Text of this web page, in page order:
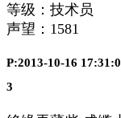
等级：技术员
声望： 1581
P:2013-10-16
3